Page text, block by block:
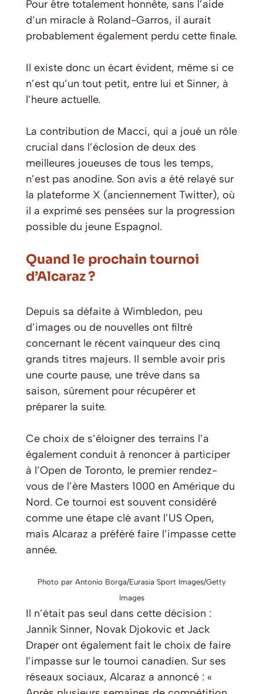
Pour être totalement honnête, sans l’aide
d’un miracle à Roland-Garros, il aurait
probablement également perdu cette finale.
Il existe donc un écart évident, même si ce
n’est qu’un tout petit, entre lui et Sinner, à
l’heure actuelle.
La contribution de Macci, qui a joué un rôle
crucial dans l’éclosion de deux des
meilleures joueuses de tous les temps,
n’est pas anodine. Son avis a été relayé sur
la plateforme X (anciennement Twitter), où
il a exprimé ses pensées sur la progression
possible du jeune Espagnol.
Quand le prochain tournoi
d’Alcaraz ?
Depuis sa défaite à Wimbledon, peu
d’images ou de nouvelles ont filtré
concernant le récent vainqueur des cinq
grands titres majeurs. Il semble avoir pris
une courte pause, une trêve dans sa
saison, sûrement pour récupérer et
préparer la suite.
Ce choix de s’éloigner des terrains l’a
également conduit à renoncer à participer
à l’Open de Toronto, le premier rendez-
vous de l’ère Masters 1000 en Amérique du
Nord. Ce tournoi est souvent considéré
comme une étape clé avant l’US Open,
mais Alcaraz a préféré faire l’impasse cette
année.
Photo par Antonio Borga/Eurasia Sport Images/Getty
Images
Il n’était pas seul dans cette décision :
Jannik Sinner, Novak Djokovic et Jack
Draper ont également fait le choix de faire
l’impasse sur le tournoi canadien. Sur ses
réseaux sociaux, Alcaraz a annoncé : «